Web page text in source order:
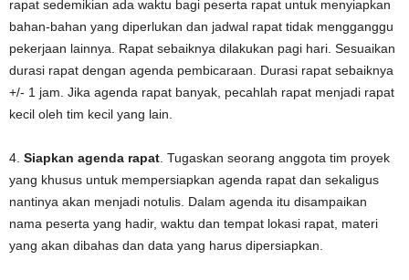
rapat sedemikian ada waktu bagi peserta rapat untuk menyiapkan
bahan-bahan yang diperlukan dan jadwal rapat tidak mengganggu
pekerjaan lainnya. Rapat sebaiknya dilakukan pagi hari. Sesuaikan
durasi rapat dengan agenda pembicaraan. Durasi rapat sebaiknya
+/- 1 jam. Jika agenda rapat banyak, pecahlah rapat menjadi rapat
kecil oleh tim kecil yang lain.
4. Siapkan agenda rapat . Tugaskan seorang anggota tim proyek
yang khusus untuk mempersiapkan agenda rapat dan sekaligus
nantinya akan menjadi notulis. Dalam agenda itu disampaikan
nama peserta yang hadir, waktu dan tempat lokasi rapat, materi
yang akan dibahas dan data yang harus dipersiapkan.